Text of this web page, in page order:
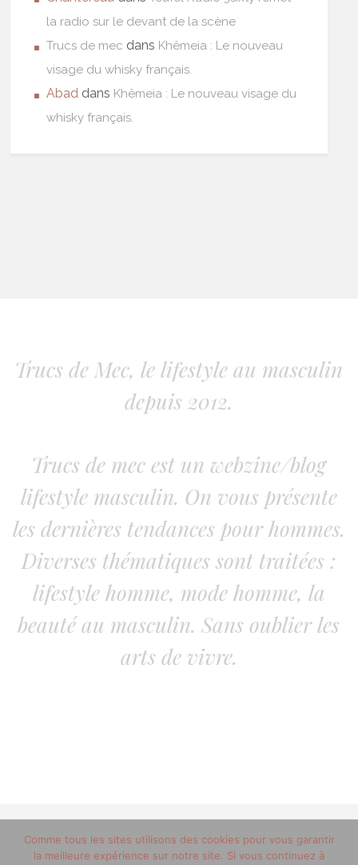
la radio sur le devant de la scène
Trucs de mec dans Khêmeia : Le nouveau
visage du whisky français.
Abad dans Khêmeia : Le nouveau visage du
whisky français.
Trucs de Mec, le lifestyle au masculin
depuis 2012.
Trucs de mec est un webzine/blog
lifestyle masculin. On vous présente
les dernières tendances pour hommes.
Diverses thématiques sont traitées :
lifestyle homme, mode homme, la
beauté au masculin. Sans oublier les
arts de vivre.
© 2012-2020 copyright trucsdemec.fr - blog lifestyle
masculin/Tous droits réservés
Comme tous les sites utilisons des cookies pour vous garantir
la meilleure expérience sur notre site. Si vous continuez à